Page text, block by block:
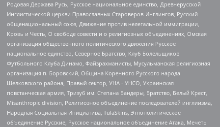
Родовая Держава Русь, Русское национальное единство, Древнерусской
Инглистической церкви Православных Староверов-Инглингов, Русский
общенациональный союз, Движение против нелегальной иммиграции,
Кровь и Честь, О свободе совести и о религиозных объединениях, Омская
организация общественного политического движения Русское
национальное единство, Северное Братство, Клуб Болельщиков
Футбольного Клуба Динамо, Файзрахманисты, Мусульманская религиозная
организация п. Боровский, Община Коренного Русского народа
Щелковского района, Правый сектор, УНА - УНСО, Украинская
повстанческая армия, Тризуб им. Степана Бандеры, Братство, Белый Крест,
Misanthropic division, Религиозное объединение последователей инглиизма,
Народная Социальная Инициатива, TulaSkins, Этнополитическое
объединение Русские, Русское национальное объединение Атака, Мечеть